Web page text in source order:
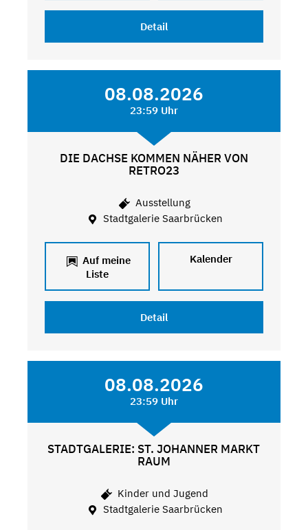
Detail
08.08.2026
23:59 Uhr
DIE DACHSE KOMMEN NÄHER VON
RETRO23
Ausstellung
Stadtgalerie Saarbrücken
Auf meine
Liste
Kalender
Detail
08.08.2026
23:59 Uhr
STADTGALERIE: ST. JOHANNER MARKT
RAUM
Kinder und Jugend
Stadtgalerie Saarbrücken